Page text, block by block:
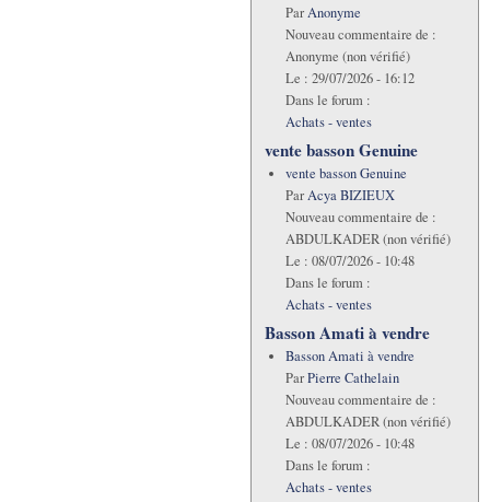
ParAnonyme
Nouveau commentaire de :
Anonyme (non vérifié)
Le : 29/07/2026 - 16:12
Dans le forum :
Achats - ventes
vente basson Genuine
vente basson Genuine
ParAcya BIZIEUX
Nouveau commentaire de :
ABDULKADER (non vérifié)
Le : 08/07/2026 - 10:48
Dans le forum :
Achats - ventes
Basson Amati à vendre
Basson Amati à vendre
ParPierre Cathelain
Nouveau commentaire de :
ABDULKADER (non vérifié)
Le : 08/07/2026 - 10:48
Dans le forum :
Achats - ventes